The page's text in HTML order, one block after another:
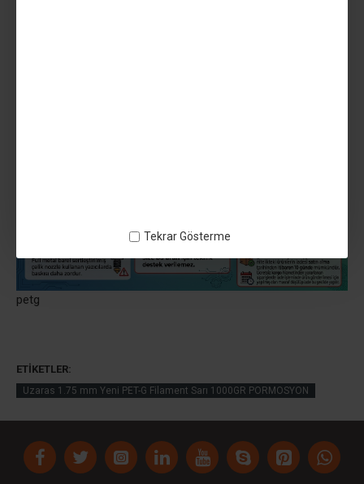
Tekrar Gösterme
petg
ETIKETLER:
Uzaras 1.75 mm Yeni PET-G Filament Sarı 1000GR PORMOSYON